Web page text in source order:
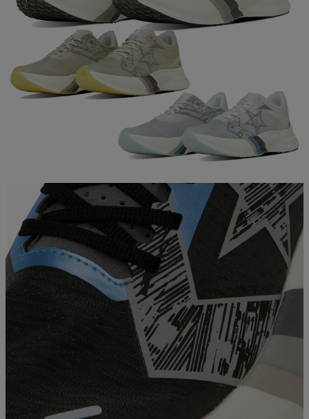
スポーツマリオTOP
ベースボールマリオ（野球商品）
お気に入り
商品レビュー
プロテイン・サプリメントまとめ買い
アウトレットセール
スタッフコーディネート
スタッフブログ